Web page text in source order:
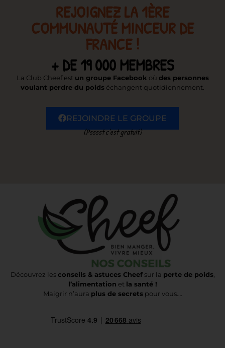
REJOIGNEZ LA 1ÈRE
COMMUNAUTÉ MINCEUR DE
FRANCE !
+ DE 19 000 MEMBRES
La Club Cheef est un groupe Facebook où des personnes
voulant perdre du poids échangent quotidiennement.
REJOINDRE LE GROUPE
(Psssst c’est gratuit)
Découvrez lesconseils & astuces Cheefsur la perte de poids,
l’alimentation et la santé !
Maigrir n’aura plus de secretspour vous….